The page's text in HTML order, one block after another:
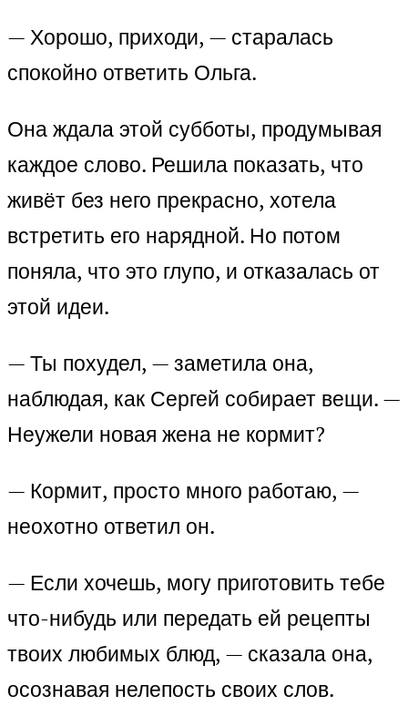
— Хорошо, приходи, — старалась
спокойно ответить Ольга.
Она ждала этой субботы, продумывая
каждое слово. Решила показать, что
живёт без него прекрасно, хотела
встретить его нарядной. Но потом
поняла, что это глупо, и отказалась от
этой идеи.
— Ты похудел, — заметила она,
наблюдая, как Сергей собирает вещи. —
Неужели новая жена не кормит?
— Кормит, просто много работаю, —
неохотно ответил он.
— Если хочешь, могу приготовить тебе
что-нибудь или передать ей рецепты
твоих любимых блюд, — сказала она,
осознавая нелепость своих слов.